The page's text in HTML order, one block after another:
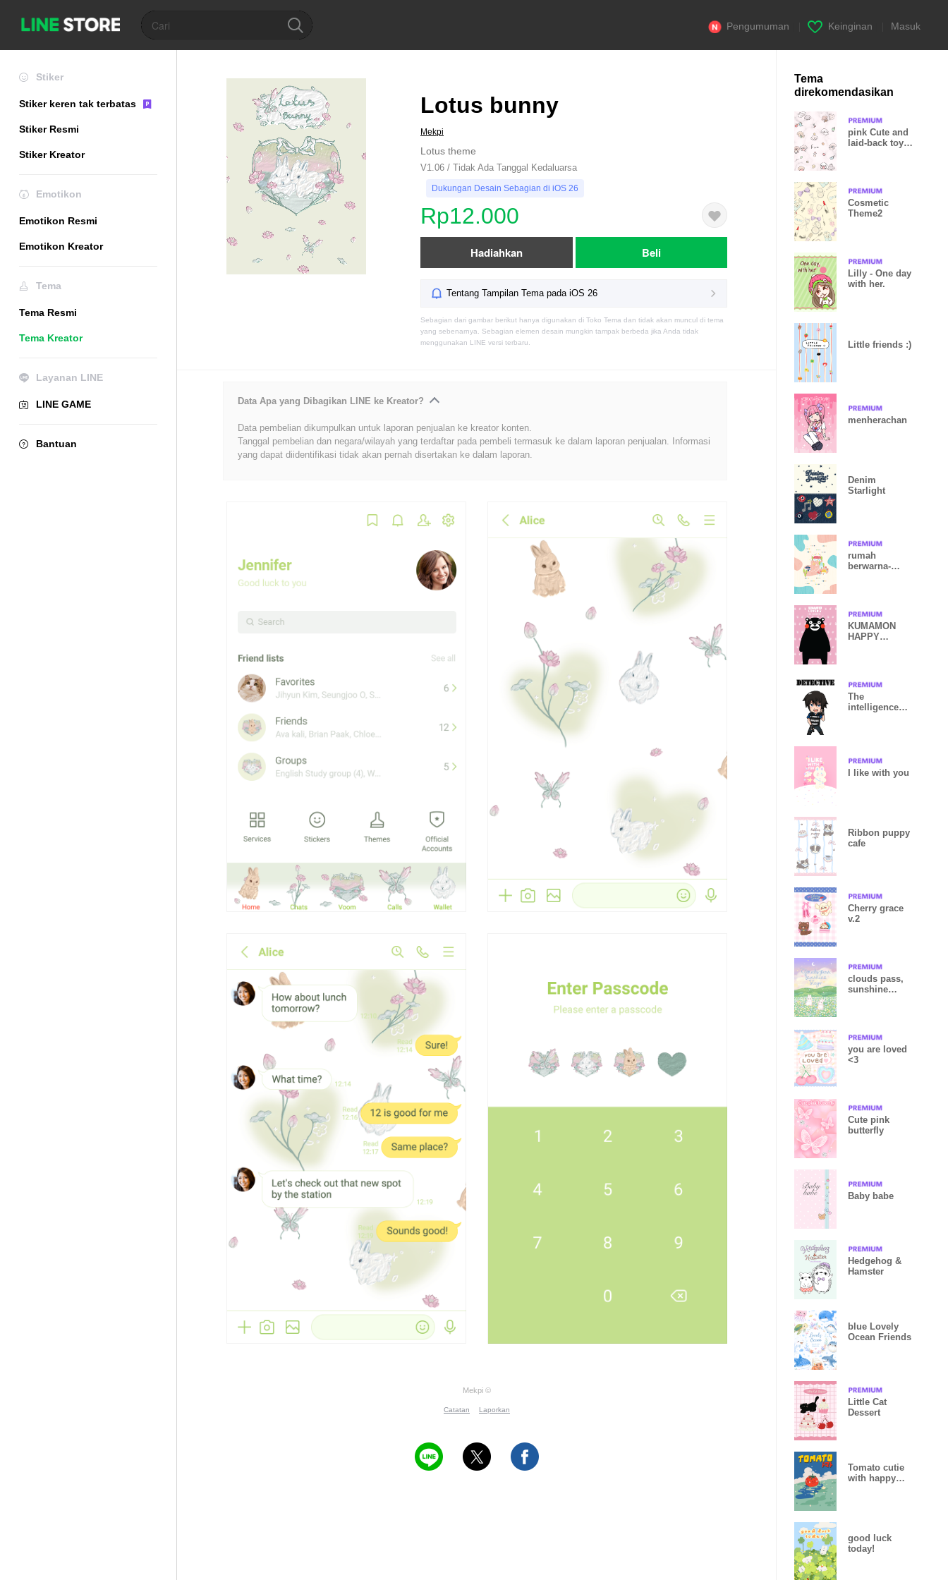
Pengumuman Keinginan Masuk
Stiker
Stiker keren tak terbatas
Stiker Resmi
Stiker Kreator
Emotikon
Emotikon Resmi
Emotikon Kreator
Tema
Tema Resmi
Tema Kreator
Layanan LINE
LINE GAME
Bantuan
Lotus bunny
Mekpi
Lotus theme
V1.06 / Tidak Ada Tanggal Kedaluarsa
Dukungan Desain Sebagian di iOS 26
Rp12.000
Hadiahkan Beli
Tentang Tampilan Tema pada iOS 26
Sebagian dari gambar berikut hanya digunakan di Toko Tema dan tidak akan muncul di tema
yang sebenarnya. Sebagian elemen desain mungkin tampak berbeda jika Anda tidak
menggunakan LINE versi terbaru.
Data Apa yang Dibagikan LINE ke Kreator?
Data pembelian dikumpulkan untuk laporan penjualan ke kreator konten.
Tanggal pembelian dan negara/wilayah yang terdaftar pada pembeli termasuk ke dalam laporan penjualan. Informasi
yang dapat diidentifikasi tidak akan pernah disertakan ke dalam laporan.
Mekpi ©
Catatan Laporkan
Tema
direkomendasikan
pink Cute and
laid-back toy
Cosmetic
Theme2
Lilly - One day
with her.
Little friends :)
menherachan
Denim
Starlight
rumah
berwarna-
KUMAMON
HAPPY
The
intelligence
I like with you
Ribbon puppy
cafe
Cherry grace
v.2
clouds pass,
sunshine
you are loved
<3
Cute pink
butterfly
Baby babe
Hedgehog &
Hamster
blue Lovely
Ocean Friends
Little Cat
Dessert
Tomato cutie
with happy
good luck
today!